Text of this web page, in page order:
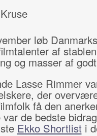
løb
af
og masser af
Lasse Rimmer
der
få den
var de bedste
Ekko Shortlisti